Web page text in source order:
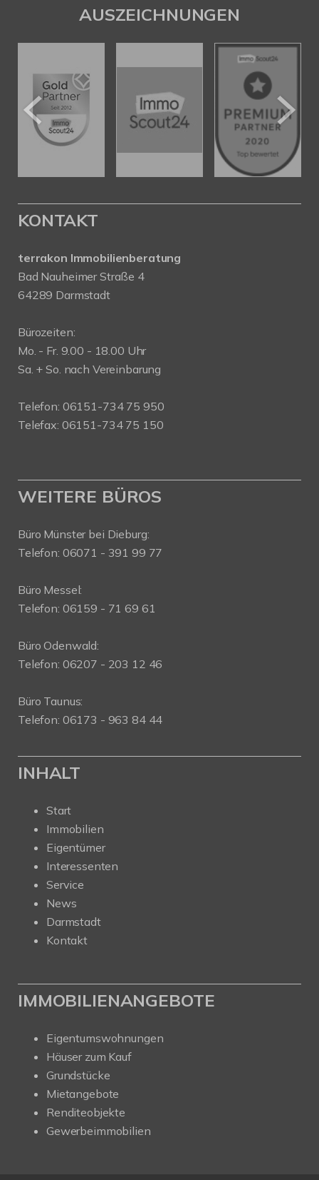
AUSZEICHNUNGEN
KONTAKT
terrakon Immobilienberatung
Bad Nauheimer Straße 4
64289 Darmstadt
Bürozeiten:
Mo. - Fr. 9.00 - 18.00 Uhr
Sa. + So. nach Vereinbarung
Telefon: 06151-734 75 950
Telefax: 06151-734 75 150
WEITERE BÜROS
Büro Münster bei Dieburg:
Telefon: 06071 - 391 99 77
Büro Messel:
Telefon: 06159 - 71 69 61
Büro Odenwald:
Telefon: 06207 - 203 12 46
Büro Taunus:
Telefon: 06173 - 963 84 44
INHALT
Start
Immobilien
Eigentümer
Interessenten
Service
News
Darmstadt
Kontakt
IMMOBILIENANGEBOTE
Eigentumswohnungen
Häuser zum Kauf
Grundstücke
Mietangebote
Renditeobjekte
Gewerbeimmobilien